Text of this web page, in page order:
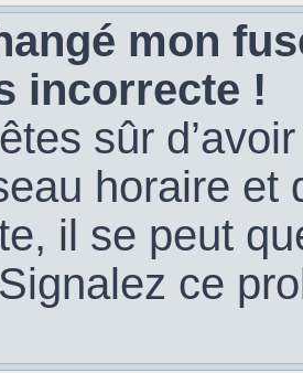
mon
incorrecte !
sûr
horaire et
il se peut
ce